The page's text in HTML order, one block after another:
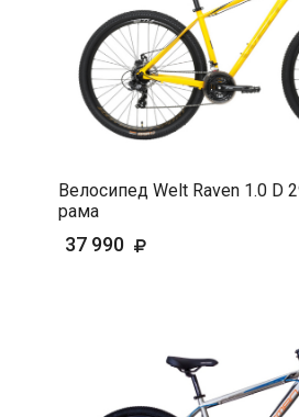
Велосипед Welt Raven 1.0 D
рама
37 990